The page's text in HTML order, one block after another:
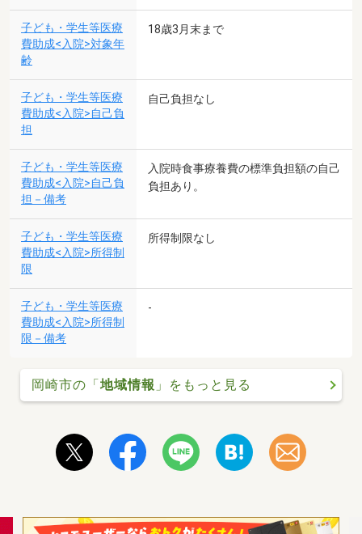
子ども・学生等医療
費助成<入院>対象年
齢
18歳3月末まで
子ども・学生等医療
費助成<入院>自己負
担
自己負担なし
子ども・学生等医療
費助成<入院>自己負
担－備考
入院時食事療養費の標準負担額の自己
負担あり。
子ども・学生等医療
費助成<入院>所得制
限
所得制限なし
子ども・学生等医療
費助成<入院>所得制
限－備考
-
岡崎市の「地域情報 」をもっと見る